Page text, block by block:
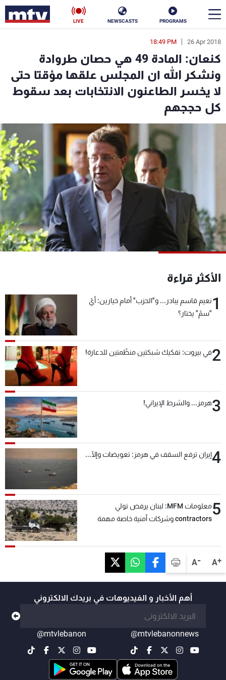
PROGRAMS
NEWSCASTS
LIVE
A+
A-
26 Apr 2018
18:49 PM
كنعان: المادة 49 هي حصان طروادة
ونشكر الله ان المجلس علقها مؤقتا حتى
لا يخسر الطاعنون الانتخابات بعد سقوط
كل حججهم
الأكثر قراءة
1نعيم قاسم يبادر... و"الحزب" أمام خيارين: أيّ
"سمّ" يختار؟
2في بيروت: تفكيك شبكتين منظّمتين للدعارة!
3هرمز... والشرط الإيراني!
4إيران ترفع السقف في هرمز: تعويضات وإلّا...
5
معلومات MFM: لبنان يرفض تولي
contractors وشركات أمنية خاصة مهمة
أهم الأخبار و الفيديوهات في بريدك الالكتروني
@mtvlebanonnews
@mtvlebanon
en
الأخبار
سياسة ناس
إقتصاد
رياضة
البرامج
جدول البرامج
شاهد البرامج
الترددات
عن MTV
لاعلاناتكم
تواصل معنا
شروط الإسـتخدام